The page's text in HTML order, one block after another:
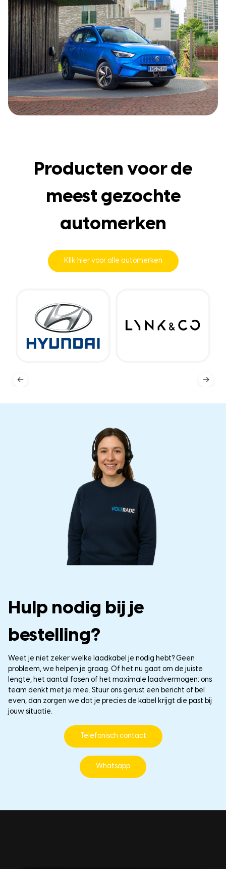
Producten voor de
meest gezochte
automerken
Klik hier voor alle automerken
← →
Hulp nodig bij je
bestelling?
Weet je niet zeker welke laadkabel je nodig hebt? Geen
probleem, we helpen je graag. Of het nu gaat om de juiste
lengte, het aantal fasen of het maximale laadvermogen: ons
team denkt met je mee. Stuur ons gerust een bericht of bel
even, dan zorgen we dat je precies de kabel krijgt die past bij
jouw situatie.
Telefonisch contact
Whatsapp